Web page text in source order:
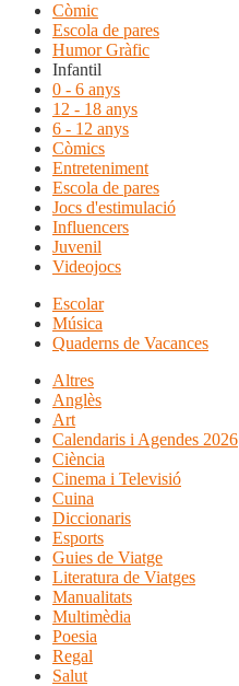
Còmic
Escola de pares
Humor Gràfic
Infantil
0 - 6 anys
12 - 18 anys
6 - 12 anys
Còmics
Entreteniment
Escola de pares
Jocs d'estimulació
Influencers
Juvenil
Videojocs
Escolar
Música
Quaderns de Vacances
Altres
Anglès
Art
Calendaris i Agendes 2026
Ciència
Cinema i Televisió
Cuina
Diccionaris
Esports
Guies de Viatge
Literatura de Viatges
Manualitats
Multimèdia
Poesia
Regal
Salut